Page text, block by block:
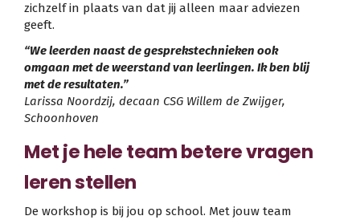
zichzelf in plaats van dat jij alleen maar adviezen
geeft.
“We leerden naast de gesprekstechnieken ook
omgaan met de weerstand van leerlingen. Ik ben blij
met de resultaten.”
Larissa Noordzij, decaan CSG Willem de Zwijger,
Schoonhoven
Met je hele team betere vragen
leren stellen
De workshop is bij jou op school. Met jouw team